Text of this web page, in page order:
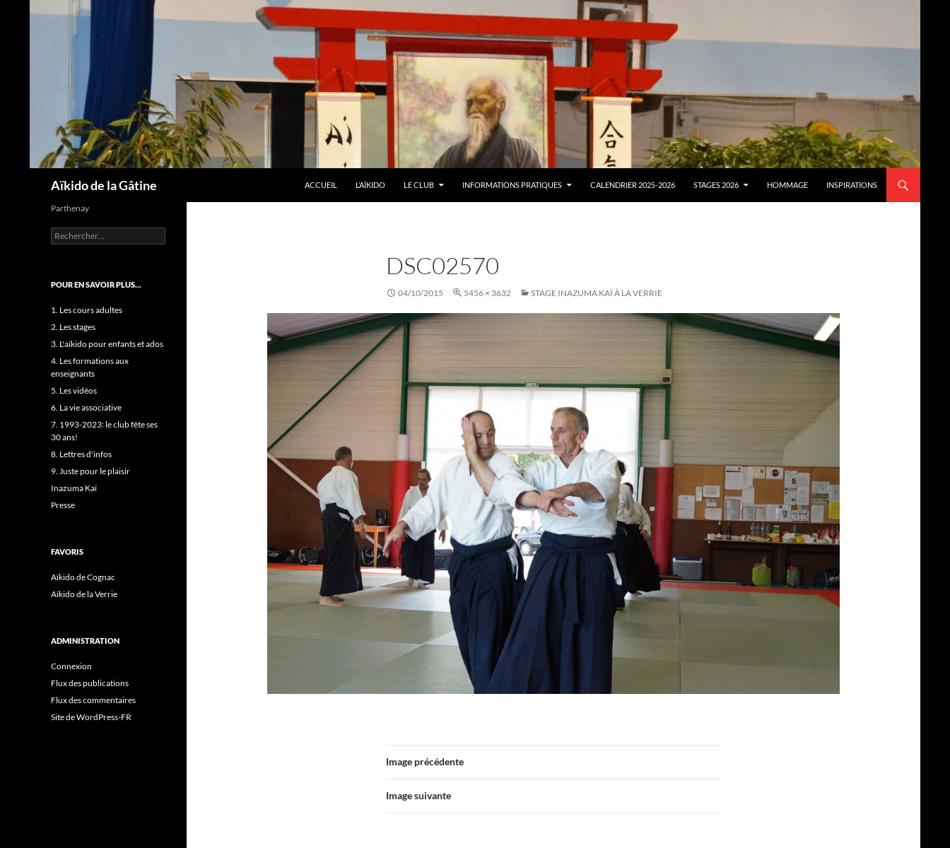
Aïkido de la Gâtine
ACCUEIL
L’AÏKIDO LE CLUB INFORMATIONS PRATIQUES CALENDRIER 2025-2026 STAGES 2026 HOMMAGE INSPIRATIONS
DSC02570
04/10/2015 5456 × 3632 STAGE INAZUMA KAÏ À LA VERRIE
Image précédente
Image suivante
Parthenay
Rechercher :
POUR EN SAVOIR PLUS…
1. Les cours adultes
2. Les stages
3. L'aïkido pour enfants et ados
4. Les formations aux
enseignants
5. Les vidéos
6. La vie associative
7. 1993-2023: le club fête ses
30 ans!
8. Lettres d'infos
9. Juste pour le plaisir
Inazuma Kaï
Presse
FAVORIS
Aïkido de Cognac
Aïkido de la Verrie
ADMINISTRATION
Connexion
Flux des publications
Flux des commentaires
Site de WordPress-FR